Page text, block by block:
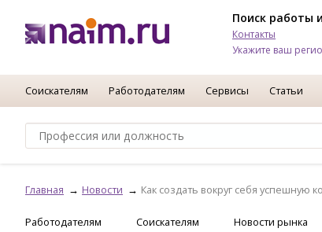
Поиск работы
Контакты
Укажите ваш
Соискателям Работодателям Сервисы Статьи
Главная Новости Как создать вокруг себя успешную
Работодателям Соискателям Новости рынка